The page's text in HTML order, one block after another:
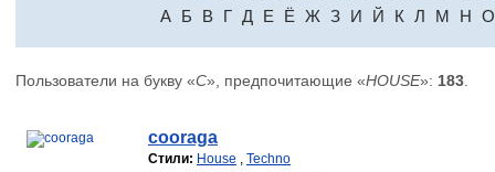
A Б В Г Д Е Ё Ж З И Й К Л М Н О
Пользователи на букву «C», предпочитающие «HOUSE»: 183
cooraga
Стили: House , Techno